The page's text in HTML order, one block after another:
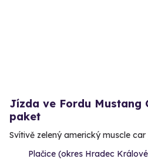
Jízda ve Fordu Mustang
paket
Svítivě zelený americký muscle
Plačice (okres Hradec